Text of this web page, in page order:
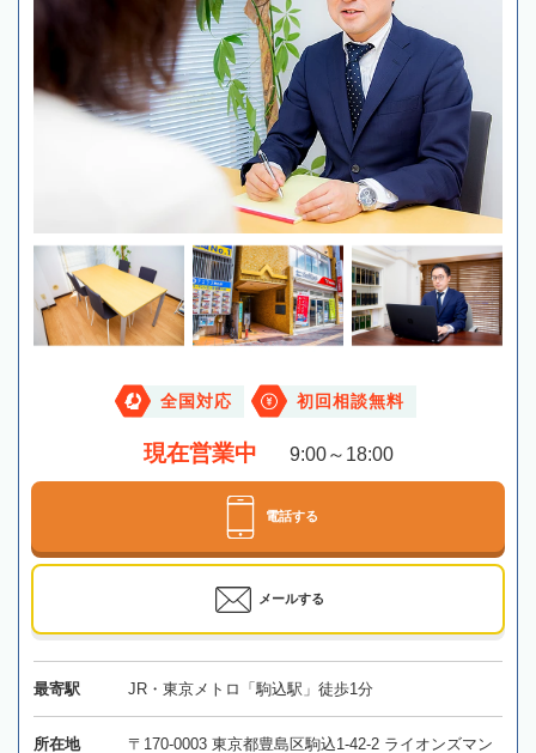
全国対応 初回相談無料
現在営業中 9:00～18:00
電話する
メールする
最寄駅 JR・東京メトロ「駒込駅」徒歩1分
所在地
〒170-0003 東京都豊島区駒込1-42-2 ライオンズマン